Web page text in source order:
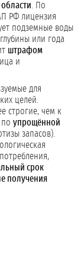
. По
РФ лицензия
подземные воды
или года
штрафом
и
для
целей.
строгие, чем к
упрощённой
запасов).
срок
получения